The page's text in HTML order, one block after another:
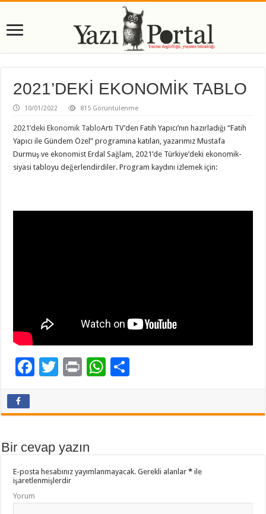
2021’DEKİ EKONOMİK TABLO
10/01/2022 815 Görüntülenme
2021’deki Ekonomik TabloArtı TV’den Fatih Yapıcı’nın hazırladığı “Fatih
Yapıcı ile Gündem Özel” programına katılan, yazarımız Mustafa
Durmuş ve ekonomist Erdal Sağlam, 2021’de Türkiye’deki ekonomik-
siyasi tabloyu değerlendirdiler. Program kaydını izlemek için:
F
o
k
T
Pr W
Bir cevap yazın
E-posta hesabınız yayımlanmayacak. Gerekli alanlar* ile
işaretlenmişlerdir
Yorum